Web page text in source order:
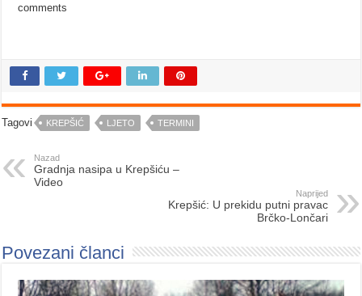
comments
Tagovi KREPŠIĆ LJETO TERMINI
Nazad
Gradnja nasipa u Krepšiću –
Video
Naprijed
Krepšić: U prekidu putni pravac
Brčko-Lončari
Povezani članci